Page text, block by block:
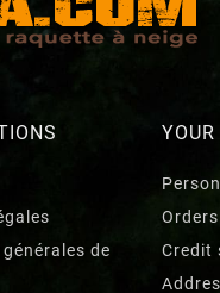
de
Orders
Credit